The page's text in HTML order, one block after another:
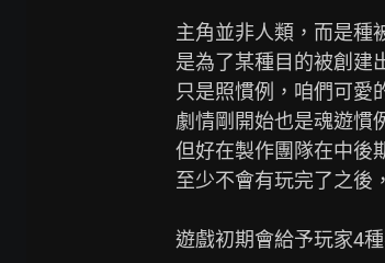
主角並非人類，而是種
是為了某種目的被創建
只是照慣例，咱們可愛
劇情剛開始也是魂遊慣
但好在製作團隊在中後
至少不會有玩完了之後
遊戲初期會給予玩家4